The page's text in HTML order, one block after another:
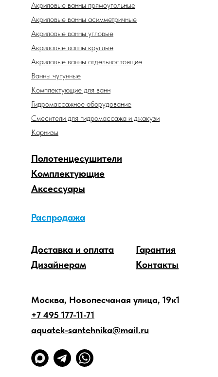
Акриловые ванны прямоугольные
Аксессуары
Распродажа
Комплектующие
Дизайнерам
Доставка и оплата
Гарантия
Контакты
Акриловые ванны отдельностоящие
Акриловые ванны асимметричные
Акриловые ванны угловые
Акриловые ванны круглые
Ванны чугунные
Комплектующие для ванн
Гидромассажное оборудование
Смесители для гидромассажа и джакузи
Карнизы
Полотенцесушители
Москва, Новопесчаная улица, 19к1
+7 495 177-11-71
aquatek-santehnika@mail.ru